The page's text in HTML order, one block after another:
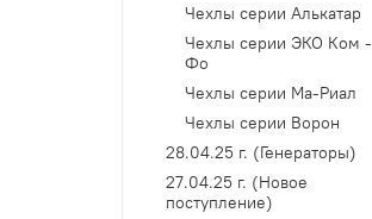
Чехлы серии Алькатар
Чехлы серии ЭКО Ком -
Фо
Чехлы серии Ма-Риал
Чехлы серии Ворон
28.04.25 г. (Генераторы)
27.04.25 г. (Новое
поступление)